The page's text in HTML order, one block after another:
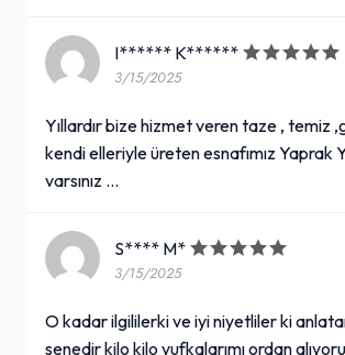
I****** K******
3/15/2025
Yıllardır bize hizmet veren taze , temiz
kendi elleriyle üreten esnafımız Yaprak
varsınız ...
S**** M*
3/15/2025
O kadar ilgililerki ve iyi niyetliler ki
senedir kilo kilo yufkalarımı ordan